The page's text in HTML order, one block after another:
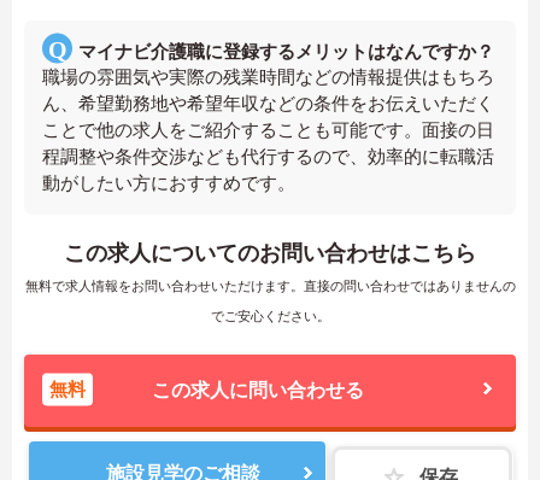
マイナビ介護職に登録するメリットはなんですか？
職場の雰囲気や実際の残業時間などの情報提供はもちろ
ん、希望勤務地や希望年収などの条件をお伝えいただく
ことで他の求人をご紹介することも可能です。面接の日
程調整や条件交渉なども代行するので、効率的に転職活
動がしたい方におすすめです。
この求人についてのお問い合わせはこちら
無料で求人情報をお問い合わせいただけます。直接の問い合わせではありませんの
でご安心ください。
無料 この求人に問い合わせる
施設見学のご相談